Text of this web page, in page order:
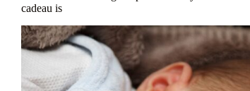
cadeau is